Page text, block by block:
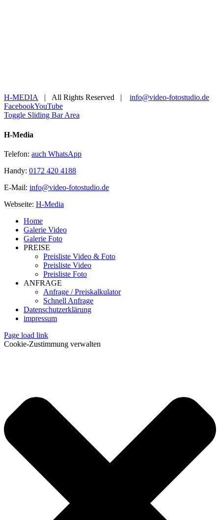
H-MEDIA | All Rights Reserved | info@video-fotostudio.de
FacebookYouTube
Toggle Sliding Bar Area
H-Media
Telefon: auch WhatsApp
Handy: 0172 420 4188
E-Mail: info@video-fotostudio.de
Webseite: H-Media
Home
Galerie Video
Galerie Foto
PREISE
Preisliste Video & Foto
Preisliste Video
Preisliste Foto
ANFRAGE
Anfrage / Preiskalkulator
Schnell Anfrage
Datenschutzerklärung
impressum
Page load link
Cookie-Zustimmung verwalten